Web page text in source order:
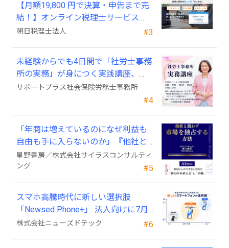
#3
【月額19,800 円で決算・申告まで完
結！】オンライン税理士サービス
「Wiz サポ」
朝日税理士法人
#4
未経験からでも4日間で「社労士事務
所の実務」が身につく実践講座、
2026年9月開講
サポートプラス社会保険労務士事務所
#5
「年商は増えているのになぜ利益も
自由も手に入らないのか」『他社と
競わず 市場を独占する方法』発売
星野書房／株式会社サイラスコンサルティ
ング
#6
スマホ高騰時代に新しい選択肢
「Newsed Phone+」 法人向けに7月
23日から販売開始
株式会社ニューズドテック